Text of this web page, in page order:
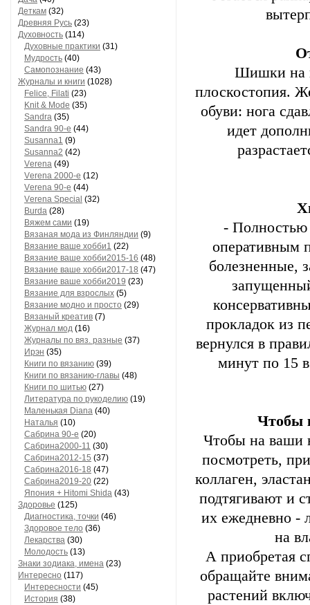
Деткам (32)
Древняя Русь (23)
Духовность (114)
Духовные практики (31)
Мудрость (40)
Самопознание (43)
Журналы и книги (1028)
Felice, Filati (23)
Knit & Mode (35)
Sandra (35)
Sandra 90-е (44)
Susanna1 (9)
Susanna2 (42)
Vеrеnа (49)
Vеrеnа 2000-е (12)
Vеrеnа 90-е (44)
Vеrеnа Special (32)
Вurdа (28)
Вяжем сами (19)
Вязаная мода из Финляндии (9)
Вязание ваше хобби1 (22)
Вязание ваше хобби2015-16 (48)
Вязание ваше хобби2017-18 (47)
Вязание ваше хобби2019 (23)
Вязание для взрослых (5)
Вязание модно и просто (29)
Вязаный креатив (7)
Журнал мод (16)
Журналы по вяз. разные (37)
Ирэн (35)
Книги по вязанию (39)
Книги по вязанию-главы (48)
Книги по шитью (27)
Литература по рукоделию (19)
Маленькая Diana (40)
Наталья (10)
Сaбринa 90-е (20)
Сaбринa2000-11 (30)
Сaбринa2012-15 (37)
Сaбринa2016-18 (47)
Сaбринa2019-20 (22)
Япония + Hitomi Shida (43)
Здоровье (125)
Диагностика, точки (46)
Здоровое тело (36)
Лекарства (30)
Молодость (13)
Знаки зодиака, имена (23)
Интересно (117)
Интересности (45)
История (38)
Шишки на
плоскостопия.
обуви: нога
идет
- Полностью
оперативным
болезненные,
прокладок из
вернулся в
минут по 15
Чтобы
Чтобы на ваши
посмотреть,
коллаген,
подтягивают и
их ежедневно -
на
А приобретая
обращайте
растений